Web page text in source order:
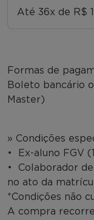
Até 36x de R$
Formas de
Boleto bancário
Master)
» Condições
• Ex-aluno FGV
• Colaborador
no ato da
*Condições não
A compra